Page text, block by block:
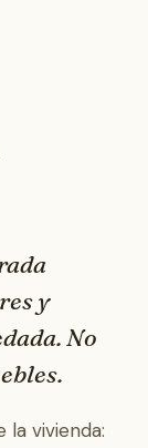
y
No
la vivienda: